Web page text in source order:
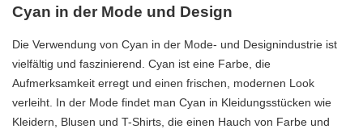
Cyan in der Mode und Design
Die Verwendung von Cyan in der Mode- und Designindustrie ist
vielfältig und faszinierend. Cyan ist eine Farbe, die
Aufmerksamkeit erregt und einen frischen, modernen Look
verleiht. In der Mode findet man Cyan in Kleidungsstücken wie
Kleidern, Blusen und T-Shirts, die einen Hauch von Farbe und